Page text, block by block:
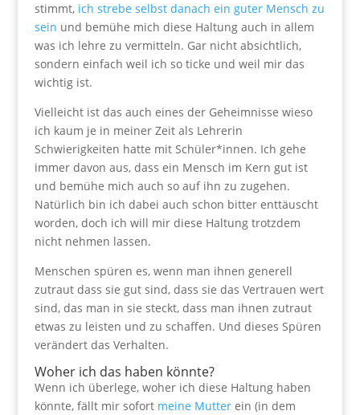
stimmt, ich strebe selbst danach ein guter Mensch zu
sein und bemühe mich diese Haltung auch in allem
was ich lehre zu vermitteln. Gar nicht absichtlich,
sondern einfach weil ich so ticke und weil mir das
wichtig ist.
Vielleicht ist das auch eines der Geheimnisse wieso
ich kaum je in meiner Zeit als Lehrerin
Schwierigkeiten hatte mit Schüler*innen. Ich gehe
immer davon aus, dass ein Mensch im Kern gut ist
und bemühe mich auch so auf ihn zu zugehen.
Natürlich bin ich dabei auch schon bitter enttäuscht
worden, doch ich will mir diese Haltung trotzdem
nicht nehmen lassen.
Menschen spüren es, wenn man ihnen generell
zutraut dass sie gut sind, dass sie das Vertrauen wert
sind, das man in sie steckt, dass man ihnen zutraut
etwas zu leisten und zu schaffen. Und dieses Spüren
verändert das Verhalten.
Woher ich das haben könnte?
Wenn ich überlege, woher ich diese Haltung haben
könnte, fällt mir sofort meine Mutterein (in dem